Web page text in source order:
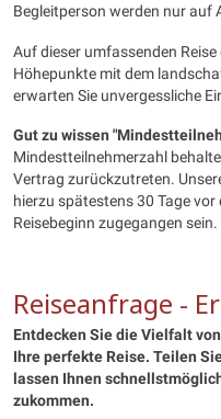
Begleitperson werden nur auf
Auf dieser umfassenden
Höhepunkte mit dem
erwarten Sie unvergessliche
Gut zu wissen
Mindestteilnehmerzahl
Vertrag zurückzutreten.
hierzu spätestens 30 Tage
Reisebeginn zugegangen sein.
Reiseanfrage -
Entdecken Sie die Vielfalt
Ihre perfekte Reise. Teilen
lassen Ihnen
zukommen.